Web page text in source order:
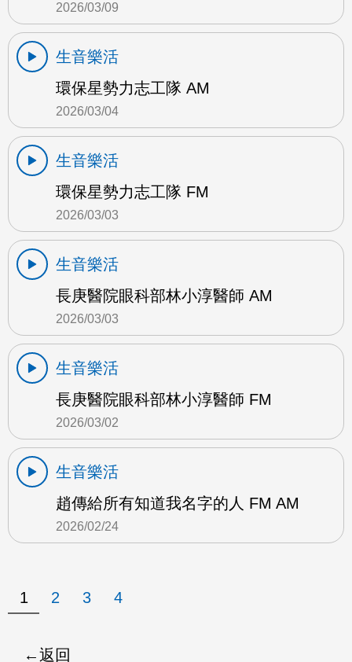
2026/03/09
生音樂活
環保星勢力志工隊 AM
2026/03/04
生音樂活
環保星勢力志工隊 FM
2026/03/03
生音樂活
長庚醫院眼科部林小淳醫師 AM
2026/03/03
生音樂活
長庚醫院眼科部林小淳醫師 FM
2026/03/02
生音樂活
趙傳給所有知道我名字的人 FM AM
2026/02/24
1 2 3 4
返回